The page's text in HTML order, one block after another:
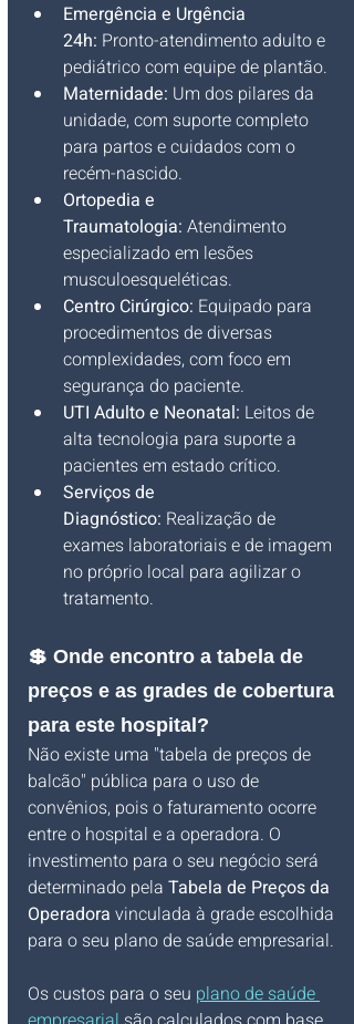
Emergência e Urgência
24h: Pronto-atendimento adulto e
pediátrico com equipe de plantão.
Maternidade: Um dos pilares da
unidade, com suporte completo
para partos e cuidados com o
recém-nascido.
Ortopedia e
Traumatologia: Atendimento
especializado em lesões
musculoesqueléticas.
Centro Cirúrgico: Equipado para
procedimentos de diversas
complexidades, com foco em
segurança do paciente.
UTI Adulto e Neonatal: Leitos de
alta tecnologia para suporte a
pacientes em estado crítico.
Serviços de
Diagnóstico: Realização de
exames laboratoriais e de imagem
no próprio local para agilizar o
tratamento.
💲 Onde encontro a tabela de
preços e as grades de cobertura
para este hospital?
Não existe uma "tabela de preços de
balcão" pública para o uso de
convênios, pois o faturamento ocorre
entre o hospital e a operadora. O
investimento para o seu negócio será
determinado pela Tabela de Preços da
Operadora vinculada à grade escolhida
para o seu plano de saúde empresarial.
Os custos para o seu plano de saúde